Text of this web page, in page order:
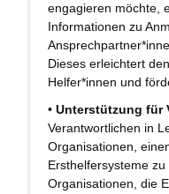
engagieren möchte,
Informationen zu
Dieses erleichtert
Helfer*innen und
• Unterstützung für
Verantwortlichen in
Organisationen,
Ersthelfersysteme
Organisationen, die